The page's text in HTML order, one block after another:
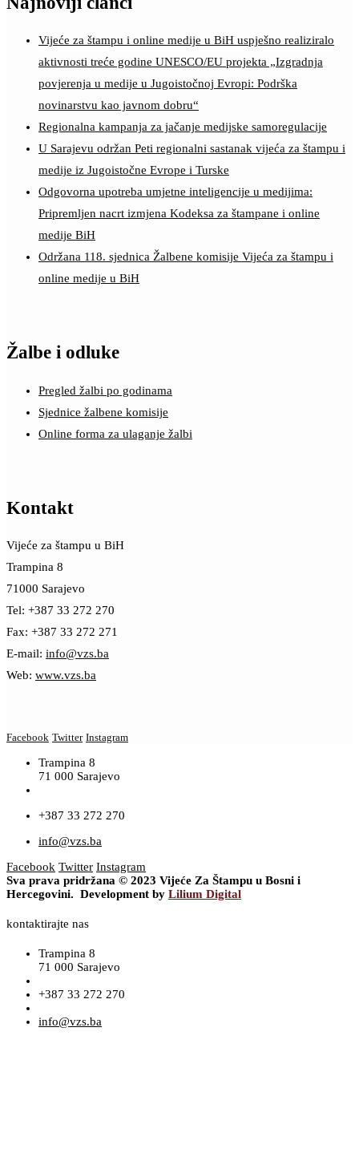
Vijeće za štampu i online medije u BiH uspješno realiziralo
aktivnosti treće godine UNESCO/EU projekta „Izgradnja
povjerenja u medije u Jugoistočnoj Evropi: Podrška
novinarstvu kao javnom dobru“
Regionalna kampanja za jačanje medijske samoregulacije
U Sarajevu održan Peti regionalni sastanak vijeća za štampu i
medije iz Jugoistočne Evrope i Turske
Odgovorna upotreba umjetne inteligencije u medijima:
Pripremljen nacrt izmjena Kodeksa za štampane i online
medije BiH
Održana 118. sjednica Žalbene komisije Vijeća za štampu i
online medije u BiH
Žalbe i odluke
Pregled žalbi po godinama
Sjednice žalbene komisije
Online forma za ulaganje žalbi
Kontakt
Vijeće za štampu u BiH
Trampina 8
71000 Sarajevo
Tel: +387 33 272 270
Fax: +387 33 272 271
E-mail: info@vzs.ba
Web: www.vzs.ba
Facebook Twitter Instagram
Trampina 8
71 000 Sarajevo
+387 33 272 270
info@vzs.ba
Facebook Twitter Instagram
Sva prava pridržana © 2023 Vijeće Za Štampu u Bosni i
Hercegovini. Development by Lilium Digital
kontaktirajte nas
Trampina 8
71 000 Sarajevo
+387 33 272 270
info@vzs.ba